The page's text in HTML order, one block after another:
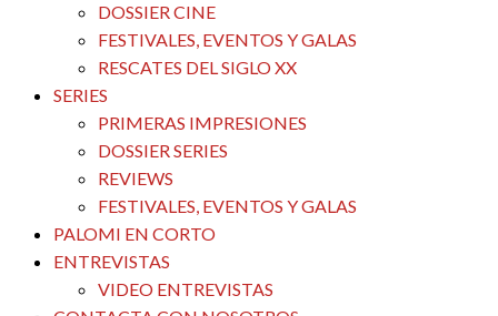
DOSSIER CINE
FESTIVALES, EVENTOS Y GALAS
RESCATES DEL SIGLO XX
SERIES
PRIMERAS IMPRESIONES
DOSSIER SERIES
REVIEWS
FESTIVALES, EVENTOS Y GALAS
PALOMI EN CORTO
ENTREVISTAS
VIDEO ENTREVISTAS